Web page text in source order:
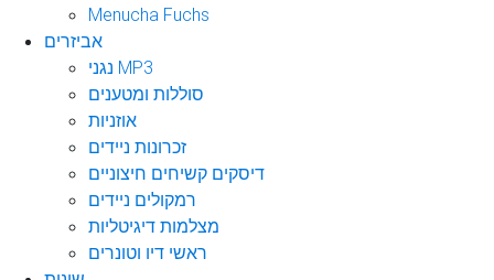
Menucha Fuchs
אביזרים
נגני MP3
סוללות ומטענים
אוזניות
זכרונות ניידים
דיסקים קשיחים חיצוניים
רמקולים ניידים
מצלמות דיגיטליות
ראשי דיו וטונרים